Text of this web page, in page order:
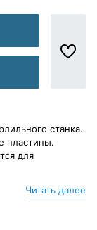
станка.
пластины.
для
Читать далее